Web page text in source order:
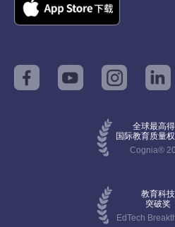
全球最高
国际教育质量
Cognia®
教育科技
突破奖
EdTech